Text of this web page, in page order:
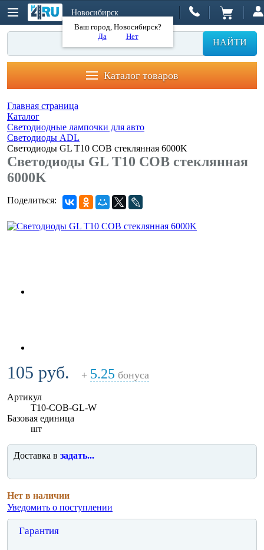
Новосибирск
Ваш город, Новосибирск?
Да
Нет
НАЙТИ
Каталог товаров
Главная страница
Каталог
Светодиодные лампочки для авто
Светодиоды ADL
Светодиоды GL T10 COB стеклянная 6000K
Светодиоды GL T10 COB стеклянная
6000K
Поделиться:
105 руб. + 5.25 бонуса
Артикул
T10-COB-GL-W
Базовая единица
шт
Доставка в задать...
Нет в наличии
Уведомить о поступлении
Гарантия